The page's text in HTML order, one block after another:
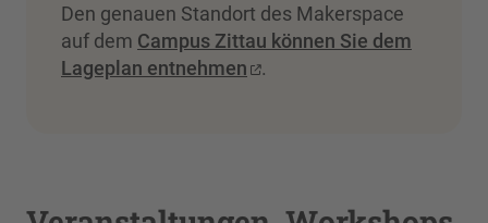
Den genauen Standort des Makerspace
auf dem Campus Zittau können Sie dem
Lageplan entnehmen
.